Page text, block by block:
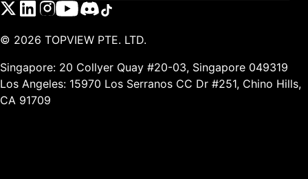
© 2026 TOPVIEW PTE. LTD.
Singapore: 20 Collyer Quay #20-03, Singapore 049319
Los Angeles: 15970 Los Serranos CC Dr #251, Chino Hills,
CA 91709